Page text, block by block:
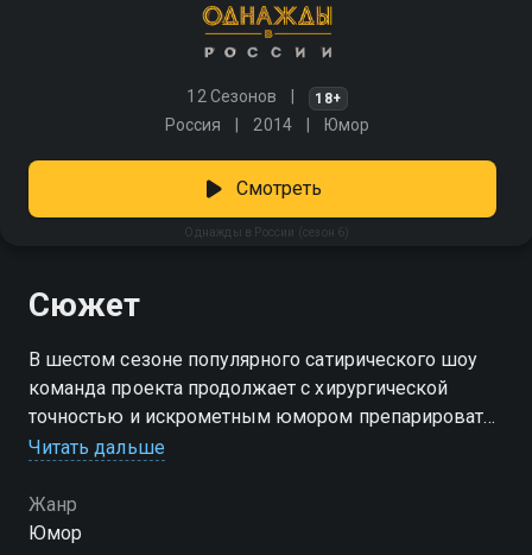
12 Сезонов 18+
Россия 2014 Юмор
Однажды в России (сезон 6)
Смотреть
Сюжет
В шестом сезоне популярного сатирического шоу
команда проекта продолжает с хирургической
точностью и искрометным юмором препарировать
российские реалии. Звездный костяк артистов —
Дорохов, Екатерина Моргунова и Давид Цаллаев —
снова примеряет на себя роли хитрых чиновников,
Читать дальше
Жанр
Юмор